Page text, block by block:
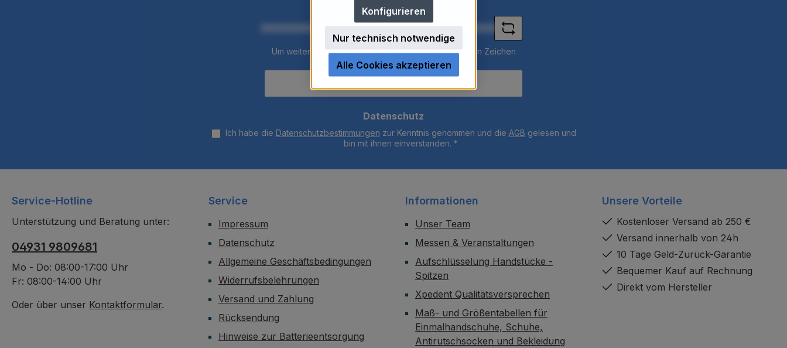
Loading...
Um weiterzugehen, geben Sie die oben abgebildeten Zeichen
ein*
Datenschutz
Ich habe die Datenschutzbestimmungen zur Kenntnis genommen und die AGB gelesen und
bin mit ihnen einverstanden. *
Service-Hotline
Unterstützung und Beratung unter:
04931 9809681
Mo - Do: 08:00-17:00 Uhr
Fr: 08:00-14:00 Uhr
Oder über unser Kontaktformular.
Service
Impressum
Datenschutz
Allgemeine Geschäftsbedingungen
Widerrufsbelehrungen
Versand und Zahlung
Rücksendung
Hinweise zur Batterieentsorgung
Informationen
Unser Team
Messen & Veranstaltungen
Aufschlüsselung Handstücke -
Spitzen
Xpedent Qualitätsversprechen
Maß- und Größentabellen für
Einmalhandschuhe, Schuhe,
Antirutschsocken und Bekleidung
Unsere Vorteile
Kostenloser Versand ab 250 €
Versand innerhalb von 24h
10 Tage Geld-Zurück-Garantie
Bequemer Kauf auf Rechnung
Direkt vom Hersteller
Nur technisch notwendige
Konfigurieren
Alle Cookies akzeptieren